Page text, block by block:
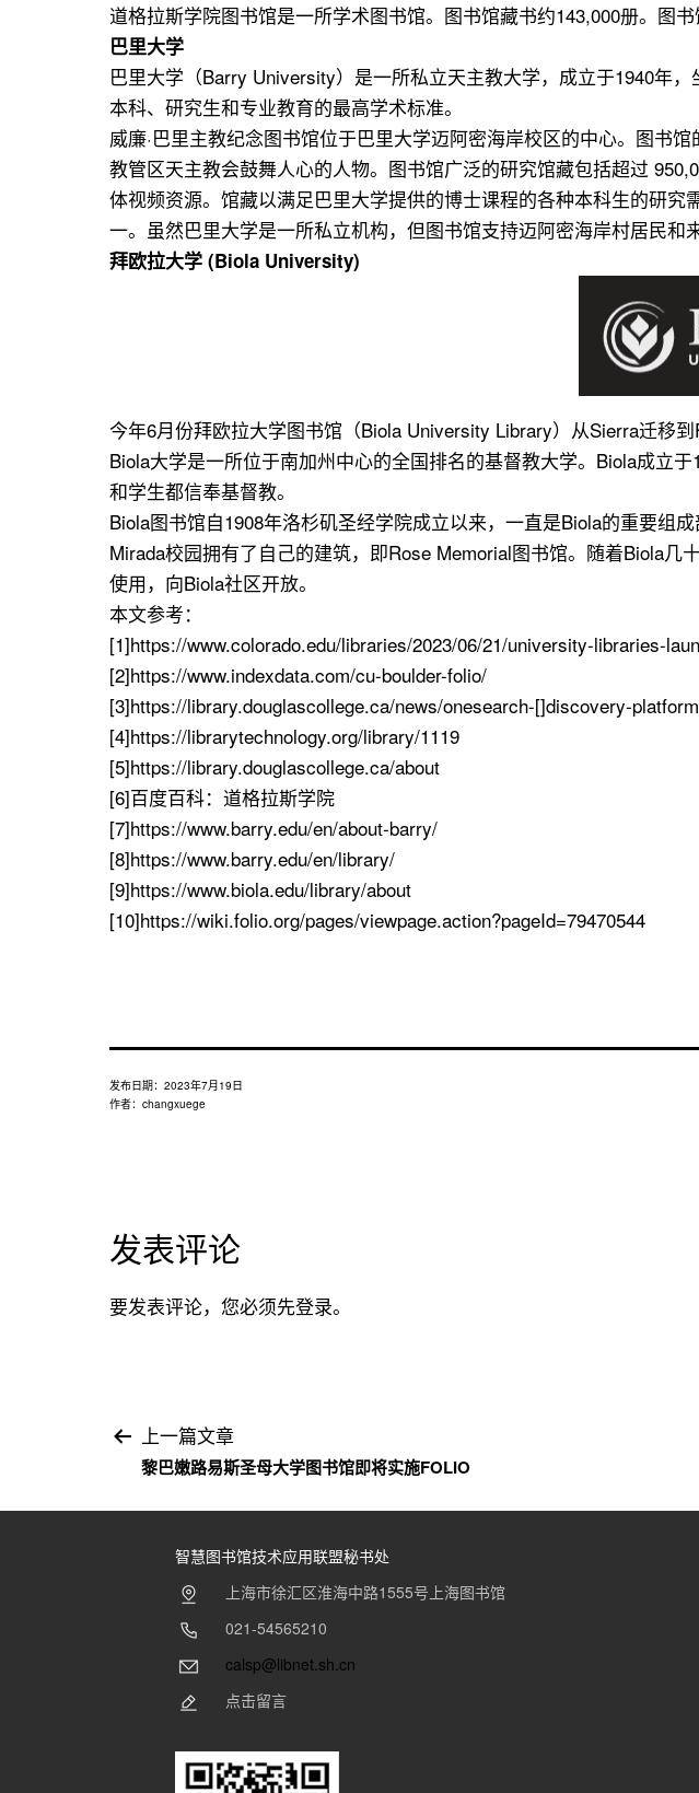
道格拉斯学院图书馆是一所学术图书馆。图书馆藏书约143,000册。图
巴里大学
巴里大学（Barry University）是一所私立天主教大学，成立于1940年
本科、研究生和专业教育的最高学术标准。
威廉·巴里主教纪念图书馆位于巴里大学迈阿密海岸校区的中心。图书
教管区天主教会鼓舞人心的人物。图书馆广泛的研究馆藏包括超过
体视频资源。馆藏以满足巴里大学提供的博士课程的各种本科生的研
一。虽然巴里大学是一所私立机构，但图书馆支持迈阿密海岸村居民和
拜欧拉大学 (Biola University)
今年6月份拜欧拉大学图书馆（Biola University Library）从Sierra迁移
Biola大学是一所位于南加州中心的全国排名的基督教大学。Biola成立
和学生都信奉基督教。
Biola图书馆自1908年洛杉矶圣经学院成立以来，一直是Biola的重要组
Mirada校园拥有了自己的建筑，即Rose Memorial图书馆。随着Biola
使用，向Biola社区开放。
本文参考：
[1]https://www.colorado.edu/libraries/2023/06/21/university-libraries-
[2]https://www.indexdata.com/cu-boulder-folio/
[3]https://library.douglascollege.ca/news/onesearch-[]discovery-platform
[4]https://librarytechnology.org/library/1119
[5]https://library.douglascollege.ca/about
[6]百度百科：道格拉斯学院
[7]https://www.barry.edu/en/about-barry/
[8]https://www.barry.edu/en/library/
[9]https://www.biola.edu/library/about
[10]https://wiki.folio.org/pages/viewpage.action?pageId=79470544
发布日期： 2023年7月19日
作者： changxuege
发表评论
要发表评论，您必须先登录。
文
导
上一篇文章
黎巴嫩路易斯圣母大学图书馆即将实施FOLIO
智慧图书馆技术应用联盟秘书处
上海市徐汇区淮海中路1555号上海图书馆
021-54565210
calsp@libnet.sh.cn
点击留言